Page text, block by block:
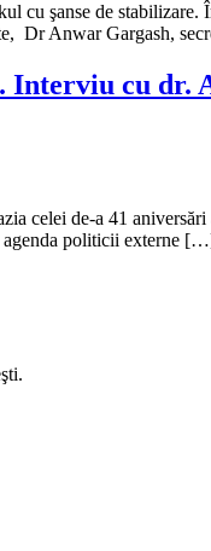
cu şanse de
Dr Anwar Gargash,
Interviu cu dr.
celei de-a 41
agenda politicii externe